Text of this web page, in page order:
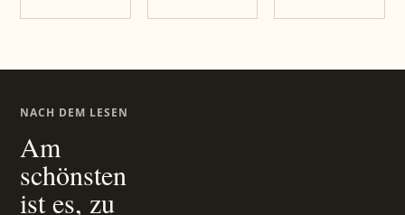
NACH DEM LESEN
Am
schönsten
ist es, zu